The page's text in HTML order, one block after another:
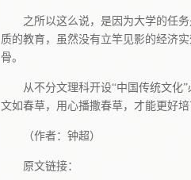
之所以这么说，是因为大学的任
质的教育，虽然没有立竿见影的经济
骨。
从不分文理科开设“中国传统文化
文如春草，用心播撒春草，才能更好培
（作者：钟超）
原文链接：